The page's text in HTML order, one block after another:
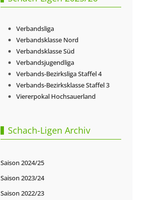
Verbandsliga
Verbandsklasse Nord
Verbandsklasse Süd
Verbandsjugendliga
Verbands-Bezirksliga Staffel 4
Verbands-Bezirksklasse Staffel 3
Viererpokal Hochsauerland
Schach-Ligen Archiv
Saison 2024/25
Saison 2023/24
Saison 2022/23